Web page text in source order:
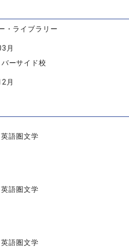
・ライブラリー
月
ーサイド校
月
語圏文学
語圏文学
語圏文学